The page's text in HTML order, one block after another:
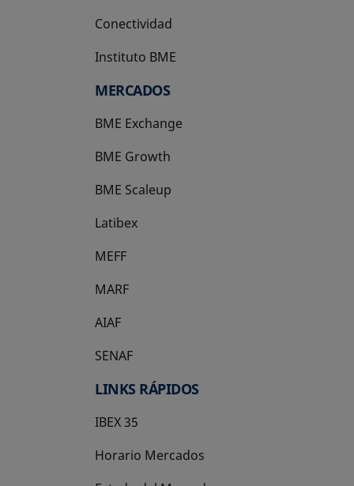
Conectividad
Instituto BME
se abre en una pestaña nueva
MERCADOS
BME Exchange
BME Growth
se abre en una pestaña nueva
BME Scaleup
se abre en una pestaña nueva
Latibex
se abre en una pestaña nueva
MEFF
se abre en una pestaña nueva
MARF
AIAF
SENAF
LINKS RÁPIDOS
IBEX 35
Horario Mercados